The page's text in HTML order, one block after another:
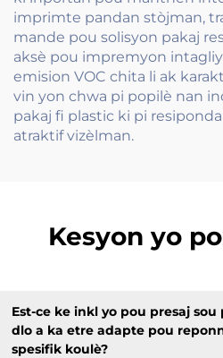
imprimte pandan stòjman,
mande pou solisyon pakaj
aksè pou impremyon
emision VOC chita li ak
vin yon chwa pi popilè nan
pakaj fi plastic ki pi
atraktif vizèlman.
Kesyon yo
Est-ce ke inkl yo pou presaj sou
dlo a ka etre adapte pou
spesifik koulè?